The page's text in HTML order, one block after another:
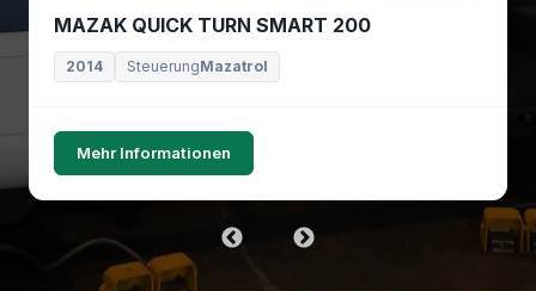
MAZAK QUICK TURN SMART 200
2014 SteuerungMazatrol
Mehr Informationen